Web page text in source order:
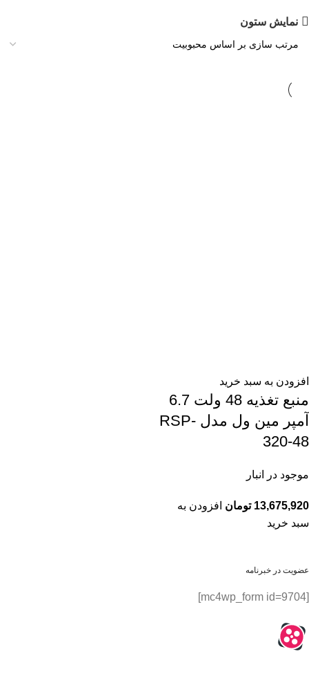
نمایش ستون
افزودن به سبد خرید
منبع تغذیه 48 ولت 6.7
آمپر مین ول مدل RSP-
320-48
موجود در انبار
13,675,920 تومان افزودن به
سبد خرید
عضویت در خبرنامه
[mc4wp_form id=9704]